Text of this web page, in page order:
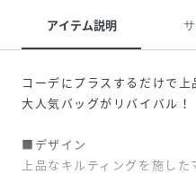
アイテム説明
コーデにプラスするだけで
大人気バッグがリバイバル！
■デザイン
上品なキルティングを施した